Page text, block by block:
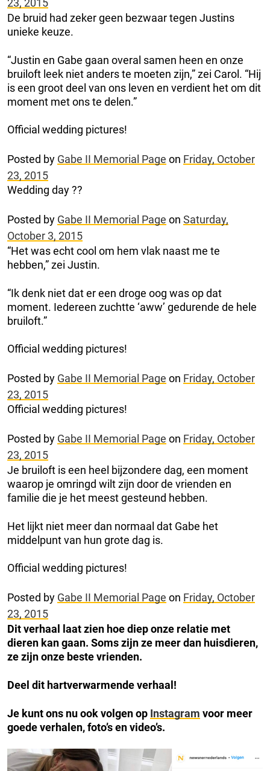
De bruid had zeker geen bezwaar tegen Justins
unieke keuze.
“Justin en Gabe gaan overal samen heen en onze
bruiloft leek niet anders te moeten zijn,” zei Carol. “Hij
is een groot deel van ons leven en verdient het om dit
moment met ons te delen.”
Official wedding pictures!
Posted by Gabe II Memorial Page on Friday, October
23, 2015
Wedding day ??
Posted by Gabe II Memorial Page on Saturday,
October 3, 2015
“Het was echt cool om hem vlak naast me te
hebben,” zei Justin.
“Ik denk niet dat er een droge oog was op dat
moment. Iedereen zuchtte ‘aww’ gedurende de hele
bruiloft.”
Official wedding pictures!
Posted by Gabe II Memorial Page on Friday, October
23, 2015
Official wedding pictures!
Posted by Gabe II Memorial Page on Friday, October
23, 2015
Je bruiloft is een heel bijzondere dag, een moment
waarop je omringd wilt zijn door de vrienden en
familie die je het meest gesteund hebben.
Het lijkt niet meer dan normaal dat Gabe het
middelpunt van hun grote dag is.
Official wedding pictures!
Posted by Gabe II Memorial Page on Friday, October
23, 2015
Dit verhaal laat zien hoe diep onze relatie met
dieren kan gaan. Soms zijn ze meer dan huisdieren,
ze zijn onze beste vrienden.
Deel dit hartverwarmende verhaal!
Je kunt ons nu ook volgen op Instagram voor meer
goede verhalen, foto’s en video’s.